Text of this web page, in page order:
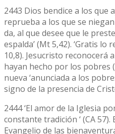
2443 Dios bendice a los que
reprueba a los que se
da, al que desee que le
espalda’ (Mt 5,42). ‘Gratis lo
10,8). Jesucristo reconocerá
hayan hecho por los pobres
nueva ‘anunciada a los
signo de la presencia de
2444 ‘El amor de la Iglesia
constante tradición ‘ (CA
Evangelio de las